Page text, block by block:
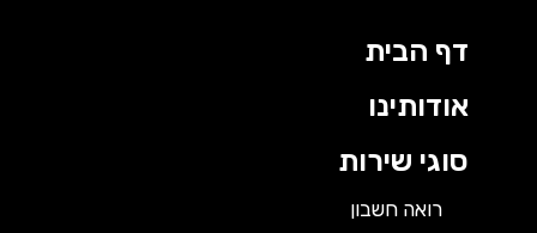
דף הבית
אודותינו
סוגי שירות
רואה חשבון